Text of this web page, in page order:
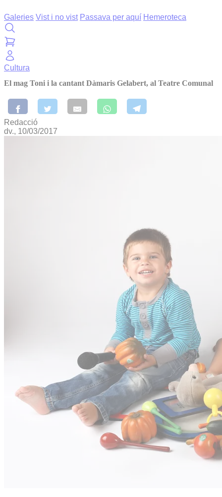
Galeries Vist i no vist Passava per aquí Hemeroteca
Cultura
El mag Toni i la cantant Dàmaris Gelabert, al Teatre Comunal
Redacció
dv., 10/03/2017